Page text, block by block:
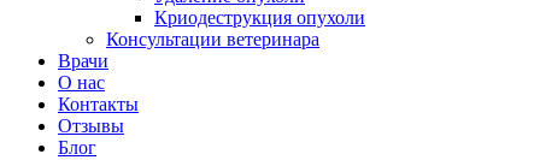
Криодеструкция опухоли
Консультации ветеринара
Врачи
О нас
Контакты
Отзывы
Блог